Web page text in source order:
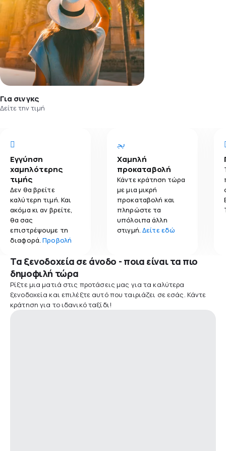
Για σινγκς
Δείτε την τιμή
Εγγύηση
χαμηλότερης
τιμής
Δεν θα βρείτε
καλύτερη τιμή. Και
ακόμα κι αν βρείτε,
θα σας
επιστρέψουμε τη
διαφορά.Προβολή
Χαμηλή
προκαταβολή
Κάντε κράτηση τώρα
με μια μικρή
προκαταβολή και
πληρώστε τα
υπόλοιπα άλλη
στιγμή.Δείτε εδώ
Τα ξενοδοχεία σε άνοδο - ποια είναι τα πιο
δημοφιλή τώρα
Ρίξτε μια ματιά στις προτάσεις μας για τα καλύτερα
ξενοδοχεία και επιλέξτε αυτό που ταιριάζει σε εσάς. Κάντε
κράτηση για το ιδανικό ταξίδι!